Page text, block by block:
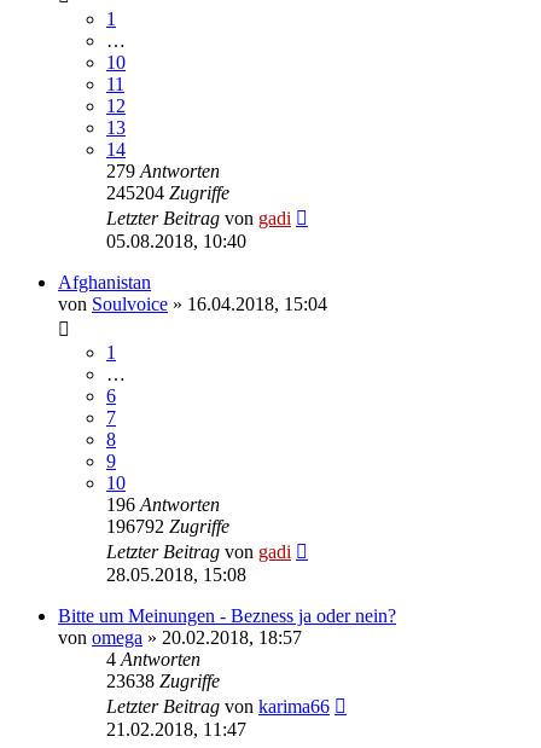
1
…
10
11
12
13
14
279 Antworten
245204 Zugriffe
Letzter Beitrag von gadi
05.08.2018, 10:40
Afghanistan
von Soulvoice » 16.04.2018, 15:04
1
…
6
7
8
9
10
196 Antworten
196792 Zugriffe
Letzter Beitrag von gadi
28.05.2018, 15:08
Bitte um Meinungen - Bezness ja oder nein?
von omega » 20.02.2018, 18:57
4 Antworten
23638 Zugriffe
Letzter Beitrag von karima66
21.02.2018, 11:47